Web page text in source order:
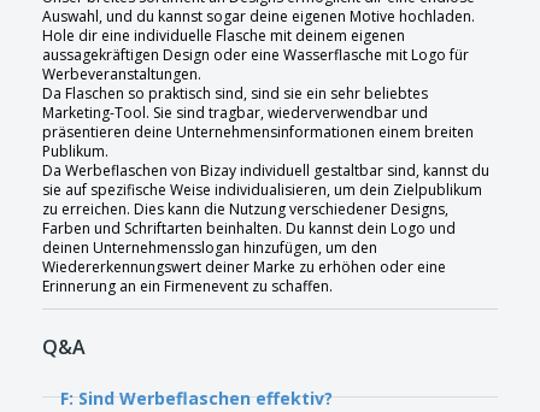
Auswahl, und du kannst sogar deine eigenen Motive hochladen.
Hole dir eine individuelle Flasche mit deinem eigenen
aussagekräftigen Design oder eine Wasserflasche mit Logo für
Werbeveranstaltungen.
Da Flaschen so praktisch sind, sind sie ein sehr beliebtes
Marketing-Tool. Sie sind tragbar, wiederverwendbar und
präsentieren deine Unternehmensinformationen einem breiten
Publikum.
Da Werbeflaschen von Bizay individuell gestaltbar sind, kannst du
sie auf spezifische Weise individualisieren, um dein Zielpublikum
zu erreichen. Dies kann die Nutzung verschiedener Designs,
Farben und Schriftarten beinhalten. Du kannst dein Logo und
deinen Unternehmensslogan hinzufügen, um den
Wiedererkennungswert deiner Marke zu erhöhen oder eine
Erinnerung an ein Firmenevent zu schaffen.
Q&A
F: Sind Werbeflaschen effektiv?